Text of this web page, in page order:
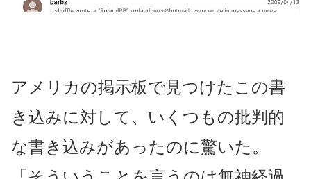
アメリカの掲示板で見つけたこの書
き込みに対して、いくつもの批判的
な書き込みがあったのに驚いた。